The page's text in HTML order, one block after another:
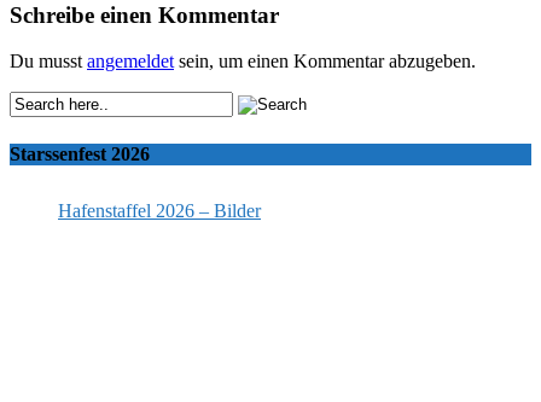
Schreibe einen Kommentar
Du musst angemeldet sein, um einen Kommentar abzugeben.
Starssenfest 2026
Hafenstaffel 2026 – Bilder